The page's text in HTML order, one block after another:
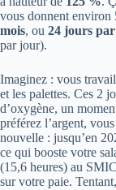
vous donnent environ
mois, ou 24 jours
par jour).
Imaginez : vous
et les palettes. Ces 2
d’oxygène, un
préférez l’argent,
nouvelle : jusqu’en
ce qui booste votre
(15,6 heures) au
sur votre paie.